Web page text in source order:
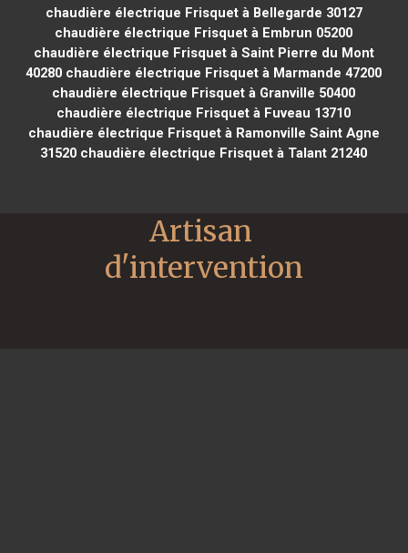
chaudière électrique Frisquet à Bellegarde 30127
chaudière électrique Frisquet à Embrun 05200
chaudière électrique Frisquet à Saint Pierre du Mont
40280 chaudière électrique Frisquet à Marmande 47200
chaudière électrique Frisquet à Granville 50400
chaudière électrique Frisquet à Fuveau 13710
chaudière électrique Frisquet à Ramonville Saint Agne
31520 chaudière électrique Frisquet à Talant 21240
Artisan
d'intervention